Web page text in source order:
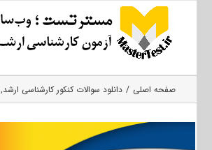
صفحه اصلی دانلود سوالات کنکور کارشناسی ارشد